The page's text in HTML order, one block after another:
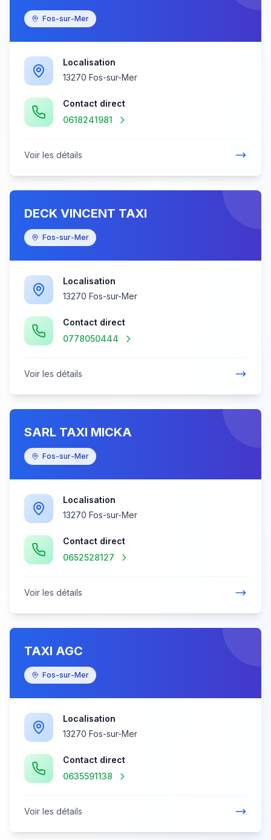
Fos-sur-Mer
Localisation
13270 Fos-sur-Mer
Contact direct
0618241981
Voir les détails
DECK VINCENT TAXI
Fos-sur-Mer
Localisation
13270 Fos-sur-Mer
Contact direct
0778050444
Voir les détails
SARL TAXI MICKA
Fos-sur-Mer
Localisation
13270 Fos-sur-Mer
Contact direct
0652528127
Voir les détails
TAXI AGC
Fos-sur-Mer
Localisation
13270 Fos-sur-Mer
Contact direct
0635591138
Voir les détails